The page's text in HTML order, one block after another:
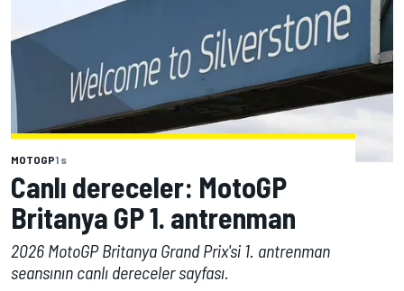
MOTOGP1 s
Canlı dereceler: MotoGP
Britanya GP 1. antrenman
2026 MotoGP Britanya Grand Prix'si 1. antrenman
seansının canlı dereceler sayfası.